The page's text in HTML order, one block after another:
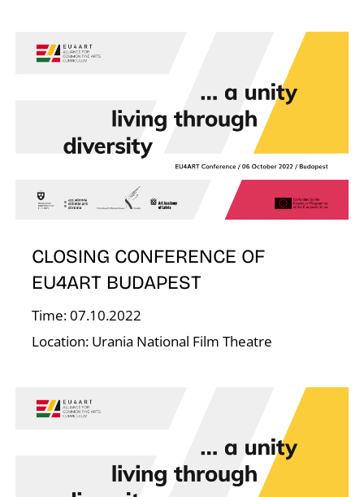
CLOSING CONFERENCE OF
EU4ART BUDAPEST
Time: 07.10.2022
Location: Urania National Film Theatre